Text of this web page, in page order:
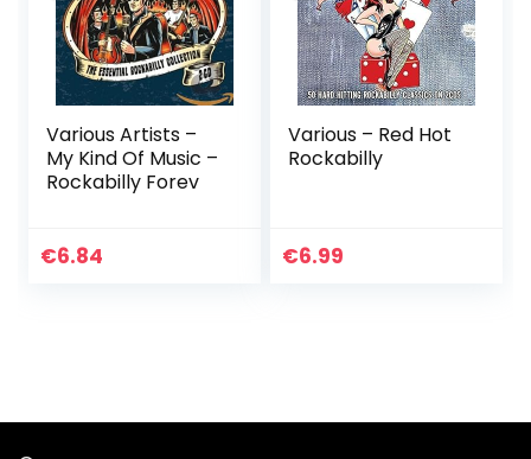
Various Artists –
My Kind Of Music –
Rockabilly Forev
€6.84
Various – Red Hot
Rockabilly
€6.99